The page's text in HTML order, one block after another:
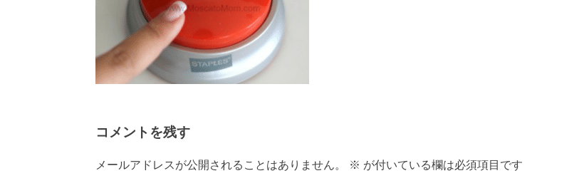
コメントを残す
メールアドレスが公開されることはありません。 ※ が付いている欄は必須項目です